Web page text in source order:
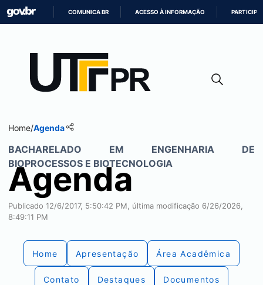
CONTEÚDO
COMUNICA BR ACESSO À INFORMAÇÃO PARTICIPE
Home/Agenda
BACHARELADO EM ENGENHARIA DE
BIOPROCESSOS E BIOTECNOLOGIA
Agenda
Publicado 12/6/2017, 5:50:42 PM, última modificação 6/26/2026,
8:49:11 PM
Home Apresentação Área Acadêmica
Contato Destaques Documentos